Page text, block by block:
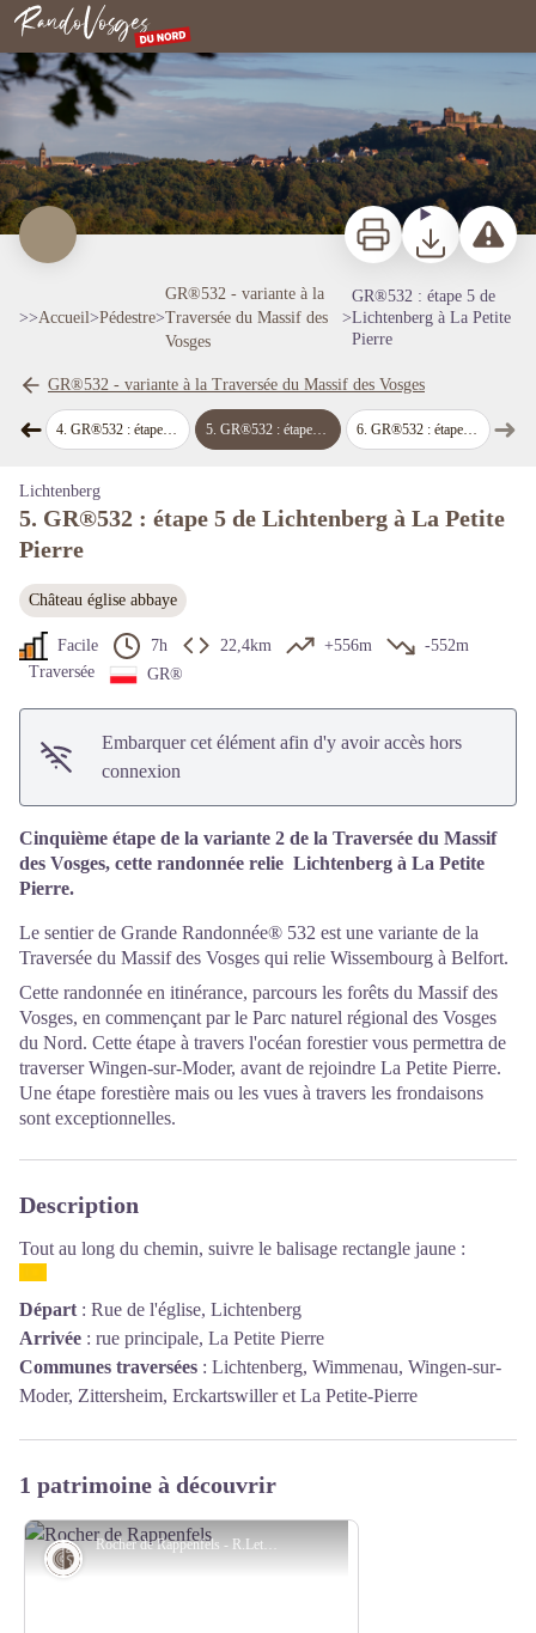
Rando Vosges du Nord
GR®532 : étape 5 de Lichtenberg à La Petite Pierre
ImprimerTéléchargerSignaler
>>Accueil>Pédestre>
GR®532 - variante à la
Traversée du Massif des
Vosges
>
GR®532 : étape 5 de
Lichtenberg à La Petite
Pierre
GR®532 - variante à la Traversée du Massif des Vosges
➜Étape précédente
4. GR®532 : étape 4 de l'Etang de Hanau à Lichtenberg 5.GR®532 : étape 5 de Lichtenberg à La Petite Pierre 6. GR®532 : étape 6 de La Petite Pierre à Phalsbourg ➜
Lichtenberg
5. GR®532 : étape 5 de Lichtenberg à La Petite
Pierre
Château église abbaye
Facile 7h 22,4km +556m
-552m
Traversée
GR®
Embarquer cet élément afin d'y avoir accès hors
connexion
Cinquième étape de la variante 2 de la Traversée du Massif
des Vosges, cette randonnée relie Lichtenberg à La Petite
Pierre.
Le sentier de Grande Randonnée® 532 est une variante de la
Traversée du Massif des Vosges qui relie Wissembourg à Belfort.
Cette randonnée en itinérance, parcours les forêts du Massif des
Vosges, en commençant par le Parc naturel régional des Vosges
du Nord. Cette étape à travers l'océan forestier vous permettra de
traverser Wingen-sur-Moder, avant de rejoindre La Petite Pierre.
Une étape forestière mais ou les vues à travers les frondaisons
sont exceptionnelles.
Description
Tout au long du chemin, suivre le balisage rectangle jaune :
Départ : Rue de l'église, Lichtenberg
Arrivée : rue principale, La Petite Pierre
Communes traversées : Lichtenberg, Wimmenau, Wingen-sur-
Moder, Zittersheim, Erckartswiller et La Petite-Pierre
1 patrimoine à découvrir
Rocher de Rappenfels - R.Letscher
Géologie